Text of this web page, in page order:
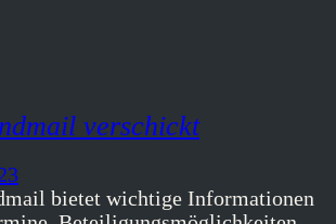
verschickt
bietet wichtige Informationen